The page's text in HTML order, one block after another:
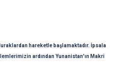
hareketle başlamaktadır. İpsala
ardından Yunanistan'ın Makri